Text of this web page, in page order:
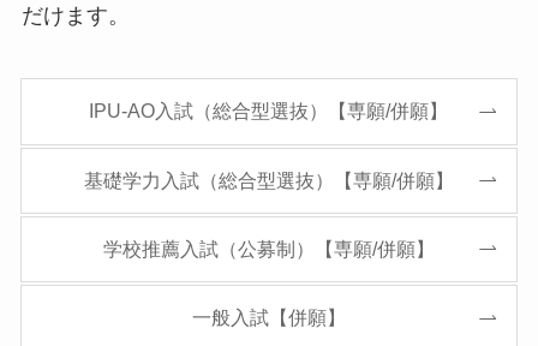
だけます。
IPU-AO入試（総合型選抜）【専願/併願】
基礎学力入試（総合型選抜）【専願/併願】
学校推薦入試（公募制）【専願/併願】
一般入試【併願】